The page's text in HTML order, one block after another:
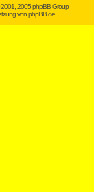
2005 phpBB Group
vonphpBB.de